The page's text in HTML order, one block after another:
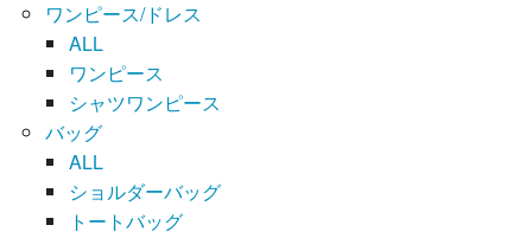
ワンピース/ドレス
ALL
ワンピース
シャツワンピース
バッグ
ALL
ショルダーバッグ
トートバッグ